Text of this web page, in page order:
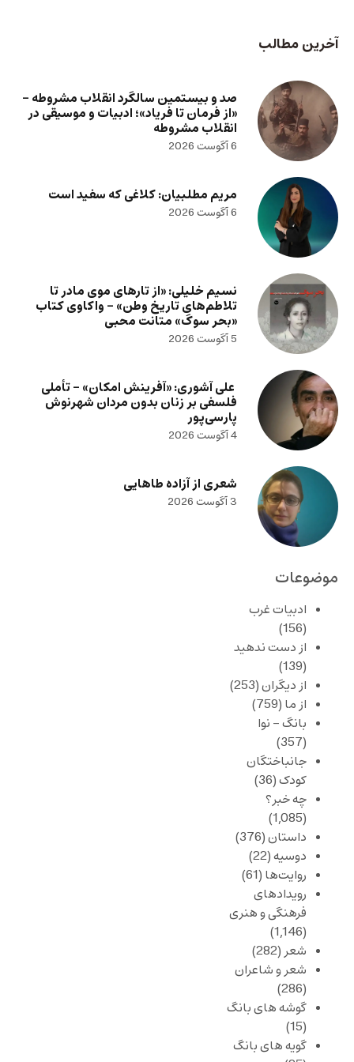
آخرین مطالب
صد و بیستمین سالگرد انقلاب مشروطه –
«از فرمان تا فریاد»؛ ادبیات و موسیقی در
انقلاب مشروطه
6 آگوست 2026
مریم مطلبیان: کلاغی که سفید است
6 آگوست 2026
نسیم خلیلی: «از تارهای موی مادر تا
تلاطم‌های تاریخ وطن» – واکاوی کتاب
«بحر سوگ» متانت محبی
5 آگوست 2026
علی آشوری: «آفرینش امکان» – تأملی
فلسفی بر زنان بدون مردان شهرنوش
پارسی‌پور
4 آگوست 2026
شعری از آزاده طاهایی
3 آگوست 2026
موضوعات
ادبیات غرب
(156)
از دست ندهید
(139)
از دیگران(253)
از ما (759)
بانگ – نوا
(357)
جانباختگان
کودک(36)
چه خبر؟
(1,085)
داستان(376)
دوسیه(22)
روایت‌ها (61)
رویدادهای
فرهنگی و هنری
(1,146)
شعر(282)
شعر و شاعران
(286)
گوشه های بانگ
(15)
گویه های بانگ